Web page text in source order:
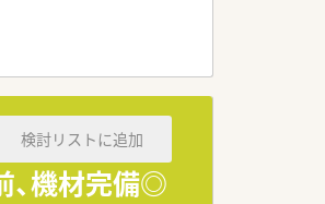
、機材完備◎
検討リストに追加